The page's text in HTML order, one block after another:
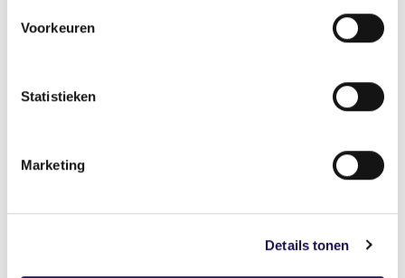
Voorkeuren
Statistieken
Marketing
Details tonen
Einde tijdelijke bescherming